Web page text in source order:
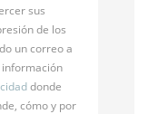
sus
de los
un correo a
información
donde
cómo y por